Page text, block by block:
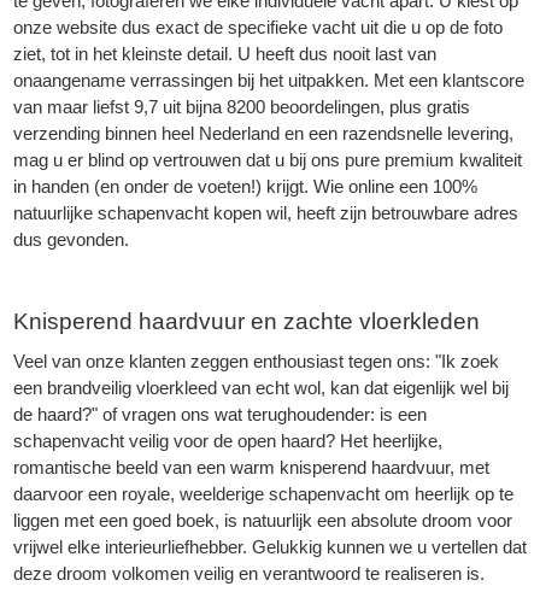
onze website dus exact de specifieke vacht uit die u op de foto
ziet, tot in het kleinste detail. U heeft dus nooit last van
onaangename verrassingen bij het uitpakken. Met een klantscore
van maar liefst 9,7 uit bijna 8200 beoordelingen, plus gratis
verzending binnen heel Nederland en een razendsnelle levering,
mag u er blind op vertrouwen dat u bij ons pure premium kwaliteit
in handen (en onder de voeten!) krijgt. Wie online een 100%
natuurlijke schapenvacht kopen wil, heeft zijn betrouwbare adres
dus gevonden.
Knisperend haardvuur en zachte vloerkleden
Veel van onze klanten zeggen enthousiast tegen ons: "Ik zoek
een brandveilig vloerkleed van echt wol, kan dat eigenlijk wel bij
de haard?" of vragen ons wat terughoudender: is een
schapenvacht veilig voor de open haard? Het heerlijke,
romantische beeld van een warm knisperend haardvuur, met
daarvoor een royale, weelderige schapenvacht om heerlijk op te
liggen met een goed boek, is natuurlijk een absolute droom voor
vrijwel elke interieurliefhebber. Gelukkig kunnen we u vertellen dat
deze droom volkomen veilig en verantwoord te realiseren is.